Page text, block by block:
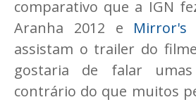
comparativo que a IGN
Aranha 2012 e Mirror's
assistam o trailer do
gostaria de falar
contrário do que muitos